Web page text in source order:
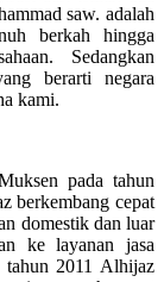
saw. adalah
berkah hingga
Sedangkan
berarti negara
kami.
pada tahun
berkembang cepat
domestik dan luar
ke layanan jasa
2011 Alhijaz